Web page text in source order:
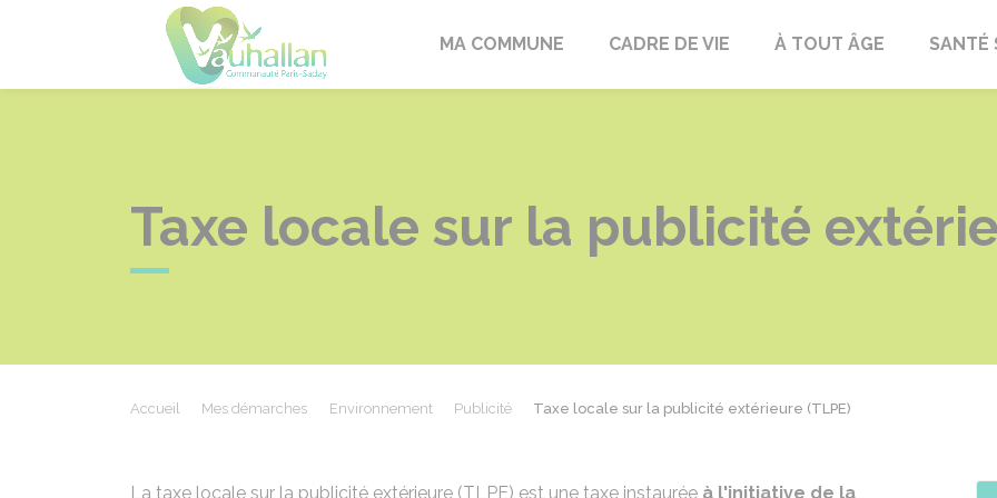
VauhallanMA COMMUNE CADRE DE VIE À TOUT ÂGE SANTÉ
Taxe locale sur la publicité
Accueil Mes démarches Environnement Publicité Taxe locale sur la publicité extérieure (TLPE)
La taxe locale sur la publicité extérieure (TLPE) est une taxe instaurée à l'initiative de la